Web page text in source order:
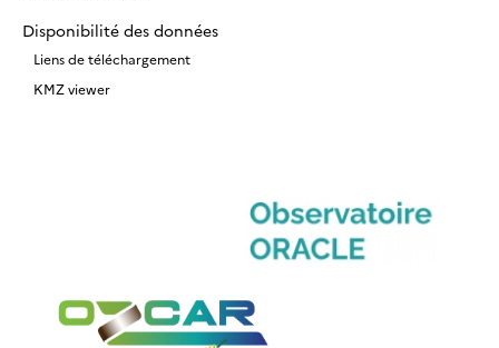
Disponibilité des données
Liens de téléchargement
KMZ viewer